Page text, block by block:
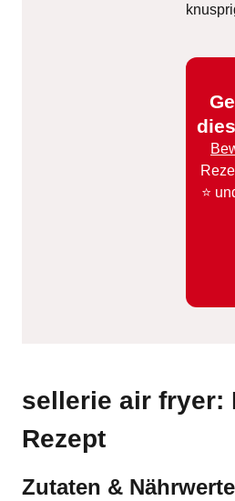
⭐️
sellerie air fryer:
Rezept
Zutaten & Nährwerte